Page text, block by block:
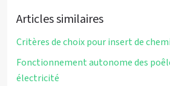
Articles similaires
Critères de choix pour insert de
Fonctionnement autonome des
électricité